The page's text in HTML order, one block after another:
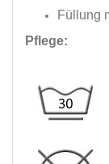
Füllung
Pflege: